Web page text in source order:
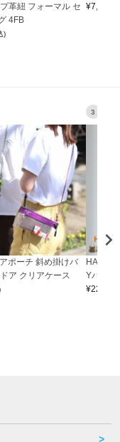
革紐 フォーマル セ
4FB
)
¥7,150
ポーチ 斜め掛けバ
ア クリアケース
3
Yバッグ
¥22,000